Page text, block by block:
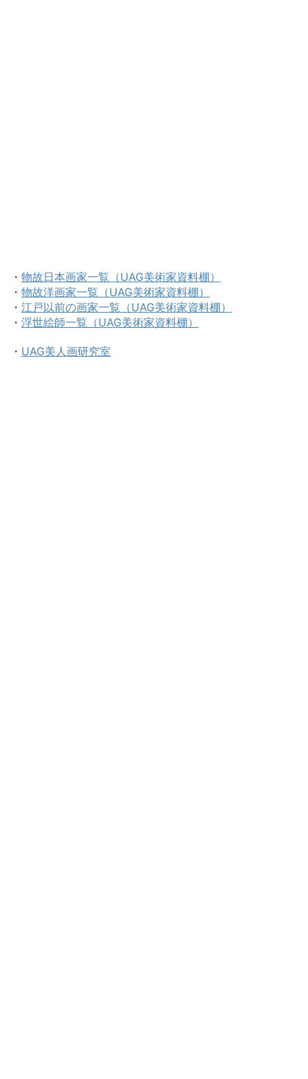
・ 物故日本画家一覧（UAG美術家資料棚）
・ 物故洋画家一覧（UAG美術家資料棚）
・ 江戸以前の画家一覧（UAG美術家資料棚）
・ 浮世絵師一覧（UAG美術家資料棚）
・ UAG美人画研究室